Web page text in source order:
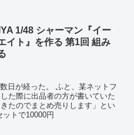
1/48 シャーマン『イー
イト』を作る 第1回 組み
日が経った。 ふと、某ネットフ
た際に出品者の方が書いていた
たのでまとめ売りします」とい
トで10000円